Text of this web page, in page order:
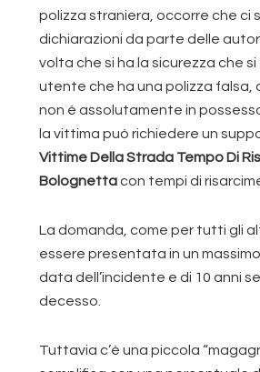
polizza straniera, occorre che ci
dichiarazioni da parte delle
volta che si ha la sicurezza che
utente che ha una polizza falsa,
non è assolutamente in
la vittima può richiedere un
Vittime Della Strada Tempo Di
Bolognettacon tempi di
La domanda, come per tutti gli
essere presentata in un
data dell’incidente e di 10 anni
decesso.
Tuttavia c’è una piccola